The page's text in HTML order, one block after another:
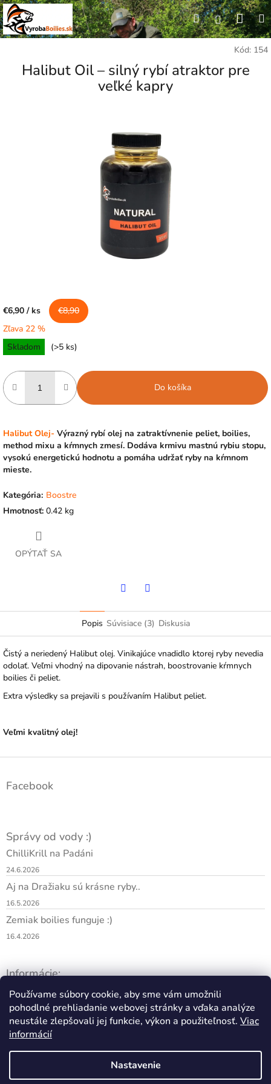
Používame súbory cookie, aby sme vám umožnili
pohodlné prehliadanie webovej stránky a vďaka analýze
neustále zlepšovali jej funkcie, výkon a použiteľnosť. Viac
informácií
Nastavenie
Prejsť
na
obsah
Hľadať
Kód: 154
Halibut Oil – silný rybí atraktor pre
veľké kapry
€6,90 / ks
€8,90
Zľava 22 %
Jednotková
cena:
Skladom (>5 ks)
Do košíka
Halibut Olej- Výrazný rybí olej na zatraktívnenie peliet, boilies,
method mixu a kŕmnych zmesí. Dodáva krmivu mastnú rybiu stopu,
vysokú energetickú hodnotu a pomáha udržať ryby na kŕmnom
mieste.
Kategória: Boostre
Hmotnosť: 0.42 kg
OPÝTAŤ SA
Popis Súvisiace (3) Diskusia
Čistý a neriedený Halibut olej. Vinikajúce vnadidlo ktorej ryby nevedia
odolať. Veľmi vhodný na dipovanie nástrah, boostrovanie kŕmnych
boilies či peliet.
Extra výsledky sa prejavili s používaním Halibut peliet.
Veľmi kvalitný olej!
Facebook
Správy od vody :)
ChilliKrill na Padáni
24.6.2026
Aj na Dražiaku sú krásne ryby..
16.5.2026
Zemiak boilies funguje :)
16.4.2026
Informácie:
Obchodné podmienky
Ochrana osobných údajov
Ceny dopravy
Prečo my